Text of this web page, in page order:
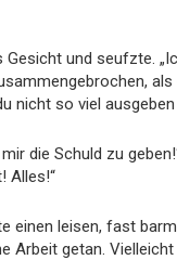
Gesicht und seufzte.
als
nicht so viel
die Schuld zu
Alles!“
einen leisen, fast
Arbeit getan.